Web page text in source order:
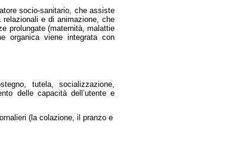
socio-sanitario, che assiste
e di animazione, che
prolungate (maternità, malattie
organica viene integrata con
tutela, socializzazione,
delle capacità dell’utente e
(la colazione, il pranzo e